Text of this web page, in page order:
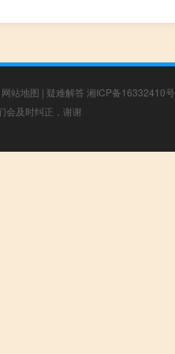
网站地图 | 疑难解答 湘ICP备16332410号
会及时纠正，谢谢